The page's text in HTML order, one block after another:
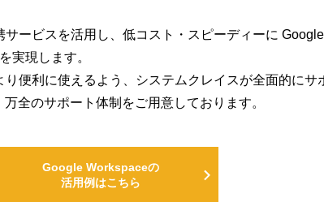
ービスを活用し、低コスト・スピーディーに Google
実現します。
便利に使えるよう、システムクレイスが全面的にサ
全のサポート体制をご用意しております。
Google Workspaceの
活用例はこちら